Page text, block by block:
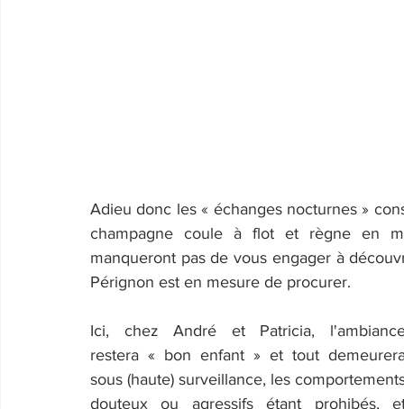
Adieu donc les « échanges nocturnes »
champagne coule à flot et règne en
manqueront pas de vous engager à
Pérignon est en mesure de procurer.
Ici, chez André et Patricia,
restera « bon enfant » et tout
sous (haute) surveillance, les
douteux ou agressifs étant prohibés,